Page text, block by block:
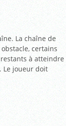
La chaîne de
certains
à atteindre
Le joueur doit